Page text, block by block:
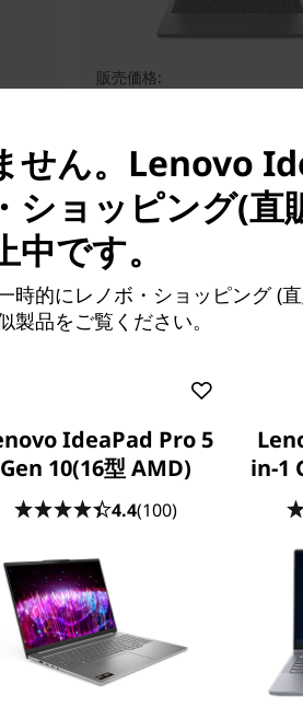
販売価格:
。モバイル
ぶことがで
せん。Lenovo
ショッピング(直
です。
時的にレノボ・ショッピング (
品をご覧ください。
IdeaPad Pro 5
Gen 10(16型 AMD)
4.4(100)
in-1